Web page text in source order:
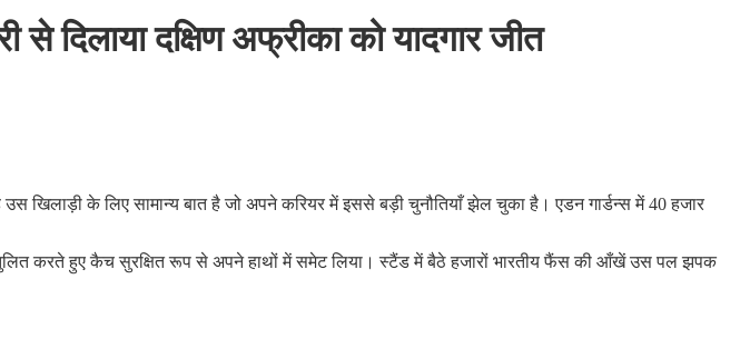
दिलाया दक्षिण अफ्रीका को यादगार जीत
के लिए सामान्य बात है जो अपने करियर में इससे बड़ी चुनौतियाँ झेल चुका है। एडन गार्डन्स में 40 हजार
करते हुए कैच सुरक्षित रूप से अपने हाथों में समेट लिया। स्टैंड में बैठे हजारों भारतीय फैंस की आँखें उस पल झपक